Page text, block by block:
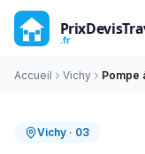
Accueil Vichy Pompe
Vichy · 03